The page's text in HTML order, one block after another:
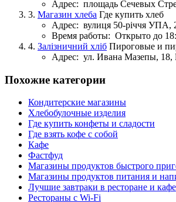
Адрес: площадь Сечевых
3. Магазин хлеба Где купить хлеб
Адрес: вулиця 50-річчя
Время работы: Открыто до
4. Залізничний хліб Пироговые и
Адрес: ул. Ивана Мазепы, 18,
Похожие категории
Кондитерские магазины
Хлебобулочные изделия
Где купить конфеты и сладости
Где взять кофе с собой
Кафе
Фастфуд
Магазины продуктов быстрого
Магазины продуктов питания и
Лучшие завтраки в ресторане и кафе
Рестораны с Wi-Fi